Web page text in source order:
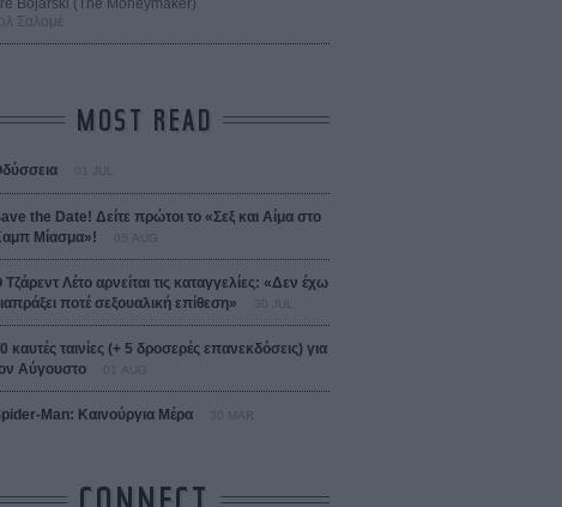
Bojarski (The Moneymaker)
Σαλομέ
MOST READ
the Date! Δείτε πρώτοι το «Σεξ και Αίμα στο
Μίασμα»!
Τζάρεντ Λέτο αρνείται τις καταγγελίες: «Δεν έχω
ποτέ σεξουαλική επίθεση»
καυτές ταινίες (+ 5 δροσερές επανεκδόσεις) για
Αύγουστο
Man: Καινούργια Μέρα 30 MAR